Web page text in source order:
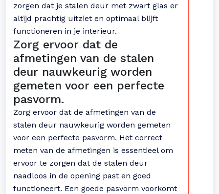
zorgen dat je stalen deur met zwart glas er
altijd prachtig uitziet en optimaal blijft
functioneren in je interieur.
Zorg ervoor dat de
afmetingen van de stalen
deur nauwkeurig worden
gemeten voor een perfecte
pasvorm.
Zorg ervoor dat de afmetingen van de
stalen deur nauwkeurig worden gemeten
voor een perfecte pasvorm. Het correct
meten van de afmetingen is essentieel om
ervoor te zorgen dat de stalen deur
naadloos in de opening past en goed
functioneert. Een goede pasvorm voorkomt